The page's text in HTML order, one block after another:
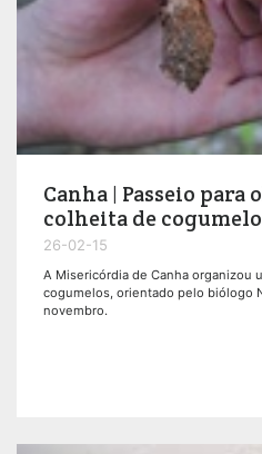
Canha | Passeio para
colheita de
26-02-15
A Misericórdia de Canha organizou
cogumelos, orientado pelo biólogo
novembro.